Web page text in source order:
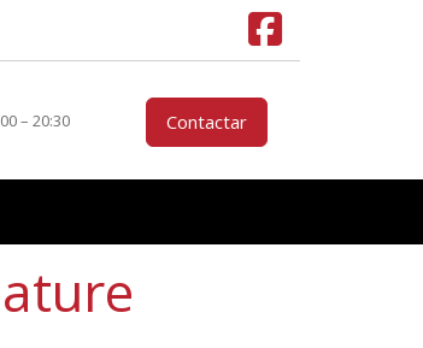
– 20:30
Contactar